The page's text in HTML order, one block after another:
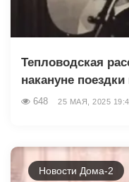
Тепловодская
накануне
648 25 МАЯ, 2025
Новости Дома-2